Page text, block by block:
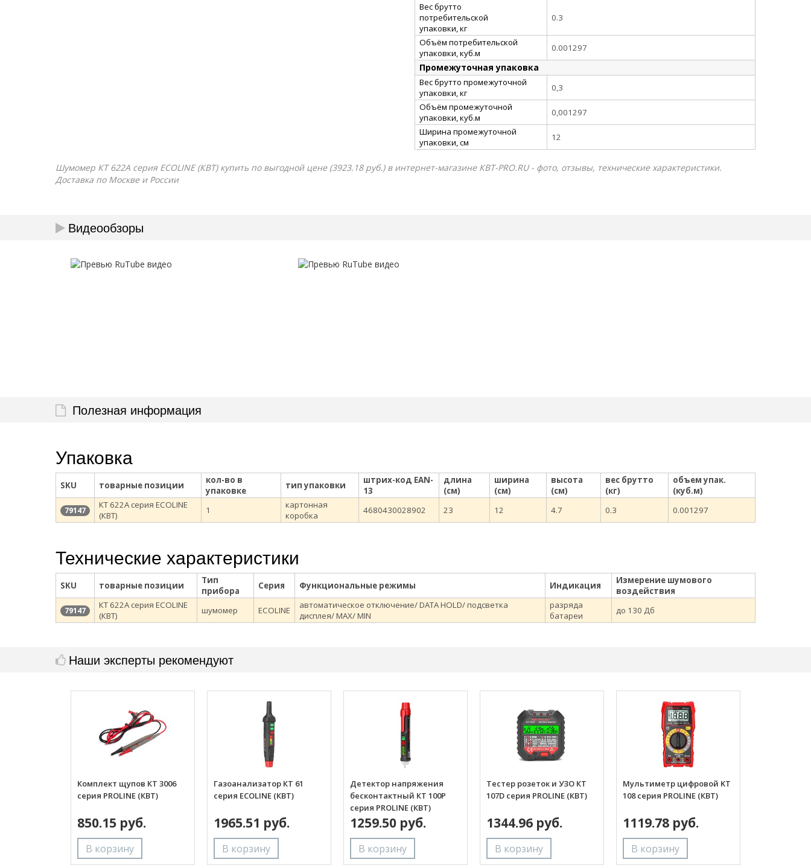
Вес брутто
потребительской
упаковки, кг
0.3
Объём потребительской
упаковки, куб.м
0.001297
Промежуточная упаковка
Вес брутто промежуточной
упаковки, кг
0,3
Объём промежуточной
упаковки, куб.м
0,001297
Ширина промежуточной
упаковки, см
12
Шумомер КТ 622A серия ECOLINE (КВТ) купить по выгодной цене (3923.18 руб.) в интернет-магазине КВТ-PRO.RU - фото, отзывы, технические характеристики.
Доставка по Москве и России
Видеообзоры
Полезная информация
Упаковка
SKU товарные позиции
кол-во в
упаковке
тип упаковки
штрих-код EAN-
13
длина
(см)
ширина
(см)
высота
(см)
вес брутто
(кг)
объем упак.
(куб.м)
79147
КТ 622A серия ECOLINE
(КВТ)
1
картонная
коробка
4680430028902 23 12 4.7 0.3 0.001297
Технические характеристики
SKU товарные позиции
Тип
прибора
Серия Функциональные режимы Индикация
Измерение шумового
воздействия
79147
КТ 622A серия ECOLINE
(КВТ)
шумомер ECOLINE
автоматическое отключение/ DATA HOLD/ подсветка
дисплея/ MAX/ MIN
разряда
батареи
до 130 Дб
Наши эксперты рекомендуют
Комплект щупов КТ 3006
серия PROLINE (КВТ)
850.15 руб.
Газоанализатор КТ 61
серия ECOLINE (КВТ)
1965.51 руб.
Детектор напряжения
бесконтактный КТ 100P
серия PROLINE (КВТ)
1259.50 руб.
Тестер розеток и УЗО КТ
107D серия PROLINE (КВТ)
1344.96 руб.
Мультиметр цифровой KT
108 серия PROLINE (КВТ)
1119.78 руб.